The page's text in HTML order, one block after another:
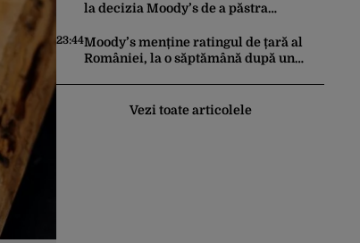
la decizia Moody’s de a păstra
„Este un răgaz, dar în niciun caz un
motiv de relaxare”
23:44Moody’s menține ratingul de țară al
României, la o săptămână după un
principala vulnerabilitate din raport
Vezi toate articolele